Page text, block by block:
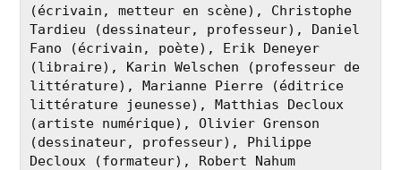
(écrivain, metteur en scène), Christophe
Tardieu (dessinateur, professeur), Daniel
Fano (écrivain, poète), Erik Deneyer
(libraire), Karin Welschen (professeur de
littérature), Marianne Pierre (éditrice
littérature jeunesse), Matthias Decloux
(artiste numérique), Olivier Grenson
(dessinateur, professeur), Philippe
Decloux (formateur), Robert Nahum